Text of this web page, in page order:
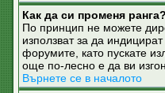
Как да си променя ранга?
По принцип не можете
използват за да
форумите, като пускате
още по-лесно е да ви
Върнете се в началото